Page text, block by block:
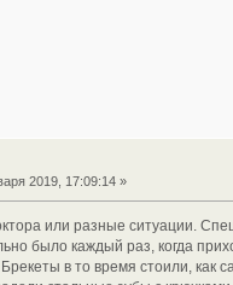
2019, 17:09:14 »
или разные ситуации.
было каждый раз, когда
в то время стоили, как